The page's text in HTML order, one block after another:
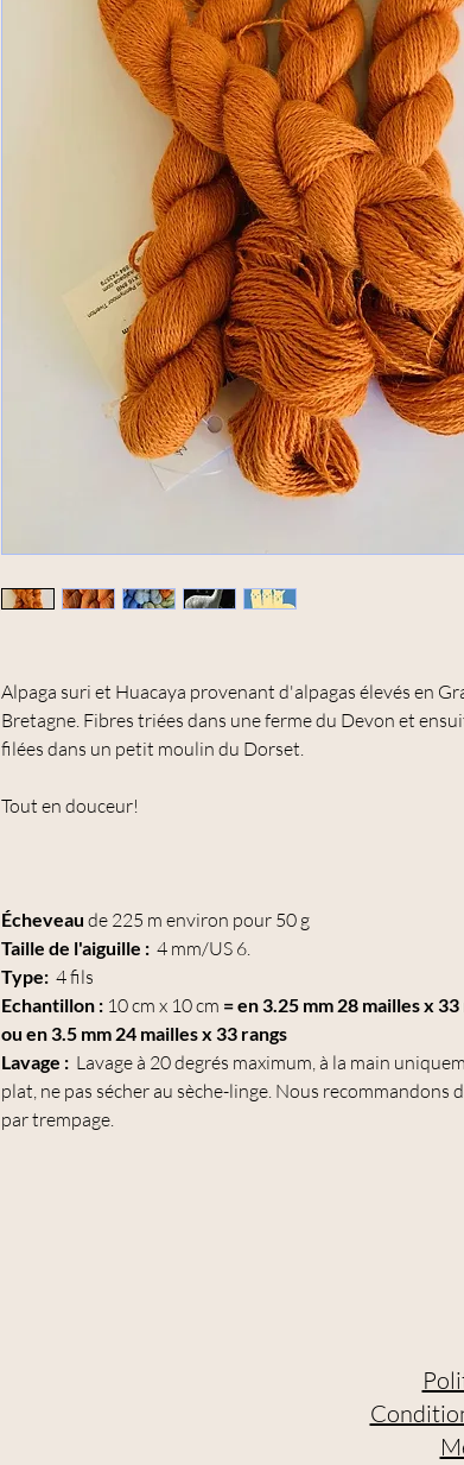
Alpaga suri et Huacaya provenant d'alpagas élevés en
Bretagne. Fibres triées dans une ferme du Devon et
filées dans un petit moulin du Dorset.
Tout en douceur!
Écheveau de 225 m environ pour 50 g
Taille de l'aiguille : 4 mm/US 6.
Type: 4 fils
Echantillon : 10 cm x 10 cm = en 3.25 mm 28 mailles x 33
ou en 3.5 mm 24 mailles x 33 rangs
Lavage : Lavage à 20 degrés maximum, à la main
plat, ne pas sécher au sèche-linge. Nous recommandons
par trempage.